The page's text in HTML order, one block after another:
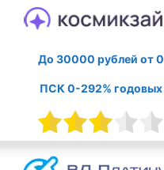
До 30000 рублей от 0
ПСК 0-292% годовых